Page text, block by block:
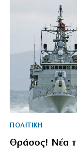
ΠΟΛΙΤΙΚΗ
Θράσος! Νέα